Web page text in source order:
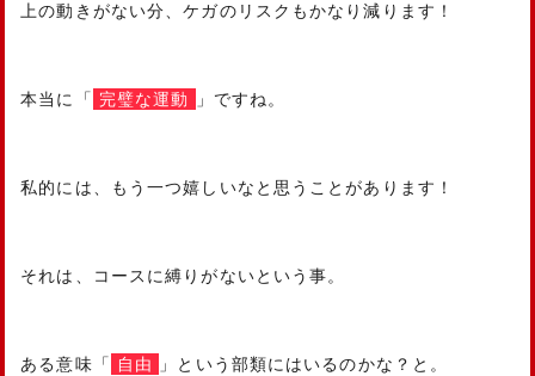
上の動きがない分、ケガのリスクもかなり減ります！
本当に「 完璧な運動 」ですね。
私的には、もう一つ嬉しいなと思うことがあります！
それは、コースに縛りがないという事。
ある意味「 自由 」という部類にはいるのかな？と。